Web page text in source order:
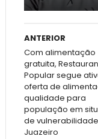
ANTERIOR
Com alimentação
gratuita,
Popular segue
oferta de
qualidade para
população em
de
Juazeiro